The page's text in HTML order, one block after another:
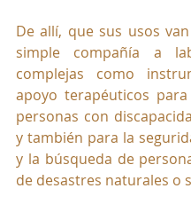
De allí, que sus usos
simple compañía a
complejas como
apoyo terapéuticos para
personas con
y también para la
y la búsqueda de
de desastres naturales o